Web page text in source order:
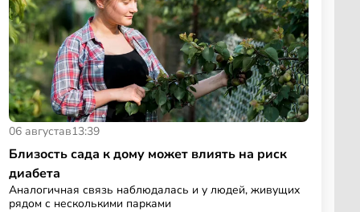
06 августав13:39
Близость сада к дому может влиять на риск
диабета
Аналогичная связь наблюдалась и у людей, живущих
рядом с несколькими парками